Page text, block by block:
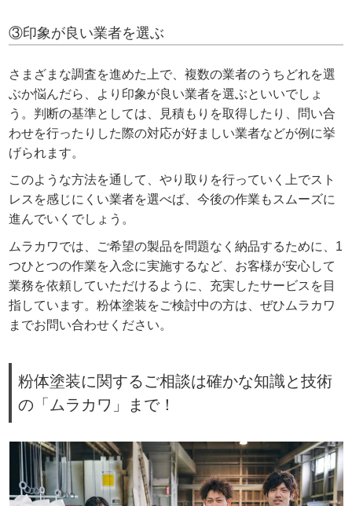
③印象が良い業者を選ぶ
さまざまな調査を進めた上で、複数の業者のうちどれを選
ぶか悩んだら、より印象が良い業者を選ぶといいでしょ
う。判断の基準としては、見積もりを取得したり、問い合
わせを行ったりした際の対応が好ましい業者などが例に挙
げられます。
このような方法を通して、やり取りを行っていく上でスト
レスを感じにくい業者を選べば、今後の作業もスムーズに
進んでいくでしょう。
ムラカワでは、ご希望の製品を問題なく納品するために、1
つひとつの作業を入念に実施するなど、お客様が安心して
業務を依頼していただけるように、充実したサービスを目
指しています。粉体塗装をご検討中の方は、ぜひムラカワ
までお問い合わせください。
粉体塗装に関するご相談は確かな知識と技術
の「ムラカワ」まで！